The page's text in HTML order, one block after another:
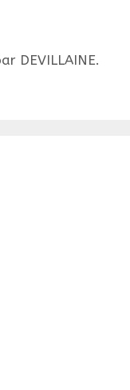
DEVILLAINE.